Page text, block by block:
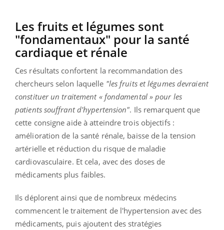
Les fruits et légumes sont
"fondamentaux" pour la santé
cardiaque et rénale
Ces résultats confortent la recommandation des
chercheurs selon laquelle "les fruits et légumes devraient
constituer un traitement « fondamental » pour les
patients souffrant d'hypertension". Ils remarquent que
cette consigne aide à atteindre trois objectifs :
amélioration de la santé rénale, baisse de la tension
artérielle et réduction du risque de maladie
cardiovasculaire. Et cela, avec des doses de
médicaments plus faibles.
Ils déplorent ainsi que de nombreux médecins
commencent le traitement de l'hypertension avec des
médicaments, puis ajoutent des stratégies